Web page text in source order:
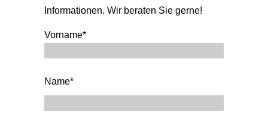
Informationen. Wir beraten Sie gerne!
Vorname*
Name*